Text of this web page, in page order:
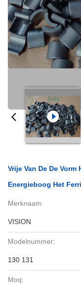
Vrije Van De De
Energieboog Het
Merknaam:
VISION
Modelnummer:
130 131
Moq: